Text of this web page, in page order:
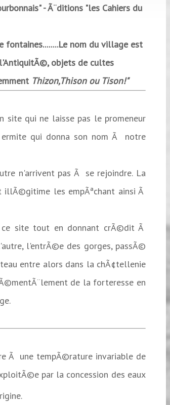
- Ã¨ditions "les Cahiers du
fontaines........Le nom du village est
objets de cultes
Thizon,Thison ou Tison!"
site qui ne laisse pas le promeneur
qui donna son nom Ã notre
n'arrivent pas Ã se rejoindre. La
les empÃªchant ainsi Ã
ce site tout en donnant crÃ©dit Ã
l'entrÃ©e des gorges, passÃ©
entre alors dans la chÃ¢tellenie
de la forteresse en
Ã une tempÃ©rature invariable de
par la concession des eaux